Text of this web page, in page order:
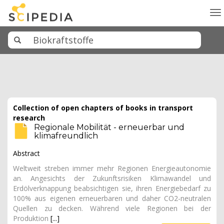
Collection of open chapters of books in transport
research
Regionale Mobilität - erneuerbar und
klimafreundlich
Abstract
Weltweit streben immer mehr Regionen Energieautonomie
an. Angesichts der Zukunftsrisiken Klimawandel und
Erdölverknappung beabsichtigen sie, ihren Energiebedarf zu
100% aus eigenen erneuerbaren und daher CO2-neutralen
Quellen zu decken. Während viele Regionen bei der
Produktion [...]